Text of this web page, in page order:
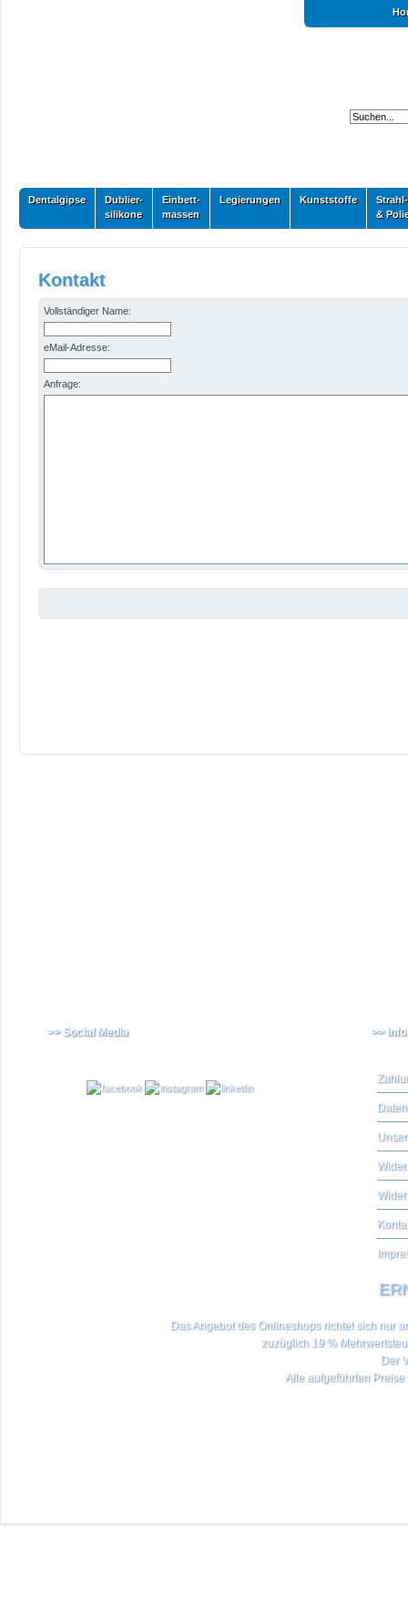
Dentalgipse
Dublier-
silikone
Einbett-
massen
Legierungen Kunststoffe
Strahl-
&
Kontakt
Vollständiger Name:
eMail-Adresse:
Anfrage:
>> Social Media >>
Das Angebot des Onlineshops richtet sich nur
zuzüglich 19 %
Der
Alle aufgeführten